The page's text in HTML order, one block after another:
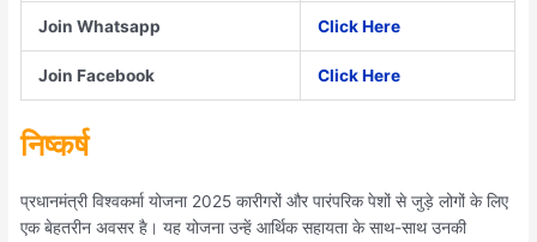
Join Whatsapp Click Here
Join Facebook Click Here
निष्कर्ष
प्रधानमंत्री विश्वकर्मा योजना 2025 कारीगरों और पारंपरिक पेशों से जुड़े लोगों के लिए
एक बेहतरीन अवसर है। यह योजना उन्हें आर्थिक सहायता के साथ-साथ उनकी